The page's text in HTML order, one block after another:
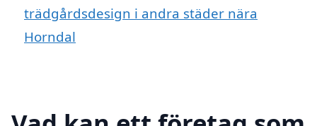
trädgårdsdesign i andra städer nära
Horndal